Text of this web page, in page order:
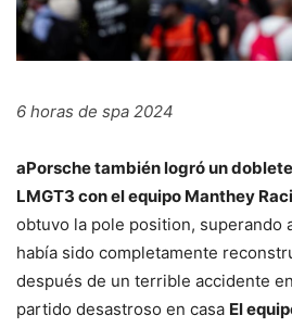
6 horas de spa 2024
aPorsche también logró un
LMGT3 con el equipo Manthey
obtuvo la pole position, superando
había sido completamente
después de un terrible accidente
partido desastroso en casa El